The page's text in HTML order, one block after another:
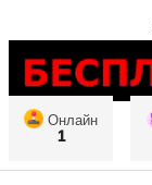
Онлайн
1